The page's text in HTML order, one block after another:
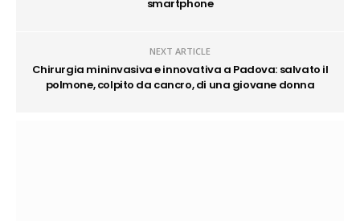
smartphone
NEXT ARTICLE
Chirurgia mininvasiva e innovativa a Padova: salvato il
polmone, colpito da cancro, di una giovane donna